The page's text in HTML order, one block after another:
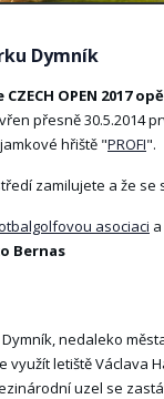
Dymník
CZECH OPEN 2017
přesně 30.5.2014
hřiště "PROFI".
zamilujete a že
asociaci a
Bernas
nedaleko
letiště Václava
uzel se